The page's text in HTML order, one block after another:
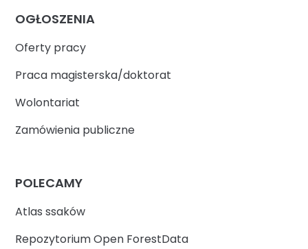
OGŁOSZENIA
Oferty pracy
Praca magisterska/doktorat
Wolontariat
Zamówienia publiczne
POLECAMY
Atlas ssaków
Repozytorium Open ForestData